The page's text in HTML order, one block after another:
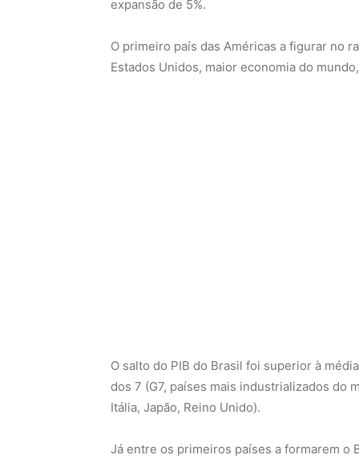
expansão de 5%.
O primeiro país das Américas a figurar no
Estados Unidos, maior economia do
O salto do PIB do Brasil foi superior à
dos 7 (G7, países mais industrializados do
Itália, Japão, Reino Unido).
Já entre os primeiros países a formarem o